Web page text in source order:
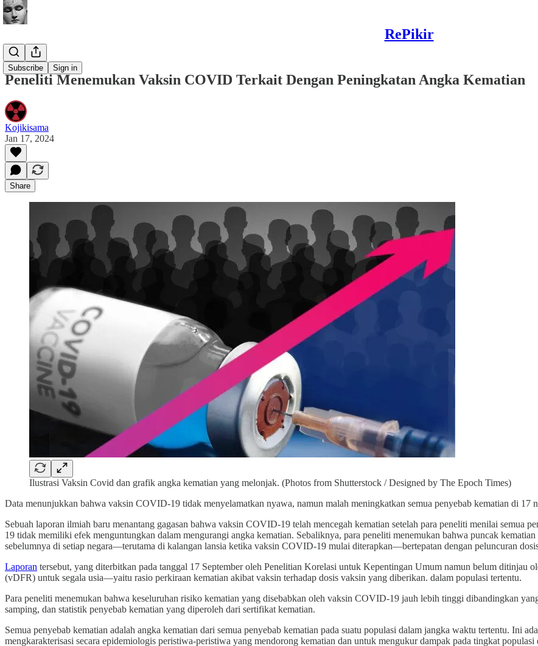
RePikir
Subscribe Sign in
Buletin
Peneliti Menemukan Vaksin COVID Terkait Dengan Peningkatan Angka Kematian
Kojikisama
Jan 17, 2024
Share
Ilustrasi Vaksin Covid dan grafik angka kematian yang melonjak. (Photos from Shutterstock / Designed by The Epoch Times)
Data menunjukkan bahwa vaksin COVID-19 tidak menyelamatkan nyawa, namun malah meningkatkan semua penyebab kematian di 17
Sebuah laporan ilmiah baru menantang gagasan bahwa vaksin COVID-19 telah mencegah kematian setelah para peneliti menilai semua
19 tidak memiliki efek menguntungkan dalam mengurangi angka kematian. Sebaliknya, para peneliti menemukan bahwa puncak
sebelumnya di setiap negara—terutama di kalangan lansia ketika vaksin COVID-19 mulai diterapkan—bertepatan dengan peluncuran
Laporan tersebut, yang diterbitkan pada tanggal 17 September oleh Penelitian Korelasi untuk Kepentingan Umum namun belum ditinjau
(vDFR) untuk segala usia—yaitu rasio perkiraan kematian akibat vaksin terhadap dosis vaksin yang diberikan. dalam populasi tertentu.
Para peneliti menemukan bahwa keseluruhan risiko kematian yang disebabkan oleh vaksin COVID-19 jauh lebih tinggi dibandingkan
samping, dan statistik penyebab kematian yang diperoleh dari sertifikat kematian.
Semua penyebab kematian adalah angka kematian dari semua penyebab kematian pada suatu populasi dalam jangka waktu tertentu. Ini
mengkarakterisasi secara epidemiologis peristiwa-peristiwa yang mendorong kematian dan untuk mengukur dampak pada tingkat